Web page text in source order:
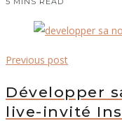
Previous post
Développer
live-invité